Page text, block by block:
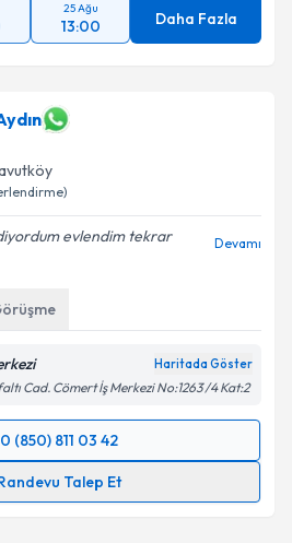
25 Ağu
13:00 Daha Fazla
evlendim tekrar
Devamı
Haritada Göster
Cad. Cömert İş Merkezi No:1263 /4 Kat:2
0 (850) 811 03 42
Talep Et
Talebi